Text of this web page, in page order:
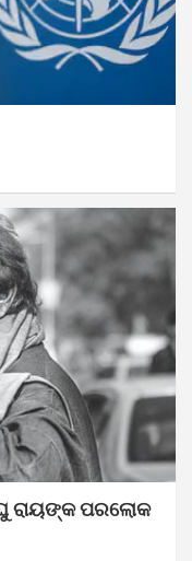
ରାୟଙ୍କ ପରଲୋକ